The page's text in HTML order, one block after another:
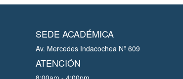
SEDE ACADÉMICA
Av. Mercedes Indacochea Nº 609
ATENCIÓN